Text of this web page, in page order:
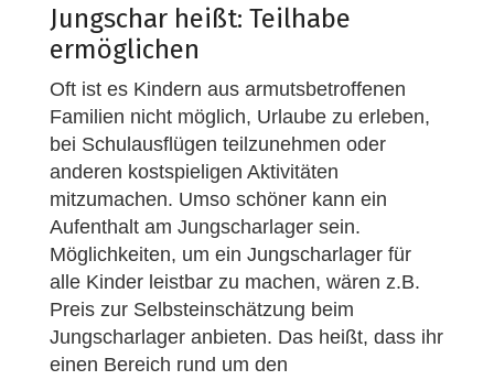
Jungschar heißt: Teilhabe
ermöglichen
Oft ist es Kindern aus armutsbetroffenen
Familien nicht möglich, Urlaube zu erleben,
bei Schulausflügen teilzunehmen oder
anderen kostspieligen Aktivitäten
mitzumachen. Umso schöner kann ein
Aufenthalt am Jungscharlager sein.
Möglichkeiten, um ein Jungscharlager für
alle Kinder leistbar zu machen, wären z.B.
Preis zur Selbsteinschätzung beim
Jungscharlager anbieten. Das heißt, dass ihr
einen Bereich rund um den